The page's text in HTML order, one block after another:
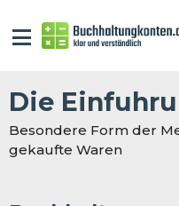
Die
Besondere Form der
gekaufte Waren